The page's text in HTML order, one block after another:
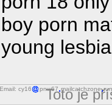
boy porn
young
Email: cy16 pnw67 mailcatchzone run
Toto je